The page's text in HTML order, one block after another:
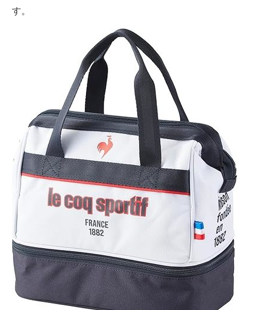
メディア
注目記事を集めた総合ページ
ITの今と未来を見通す
スマホと通信の最新トレンド
進化するPCとデバイスの未来
好きが集まる 比べて選べる
ビジネスと働き方のヒント
AI活用のいまが分かる
企業ITのトレンドを詳説
経営リーダーのコミュニティ
マーケ×ITの今がよく分かる
ITエンジニア向け専門サイト
す。